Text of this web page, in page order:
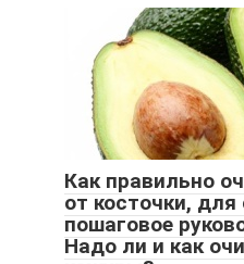
Как правильно
от косточки, для
пошаговое
Надо ли и как